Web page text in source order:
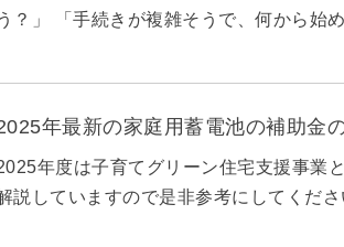
う？」 「手続きが複雑そうで、何から始
年最新の家庭用蓄電池の補助金
年度は子育てグリーン住宅支援事業
説していますので是非参考にしてくださ